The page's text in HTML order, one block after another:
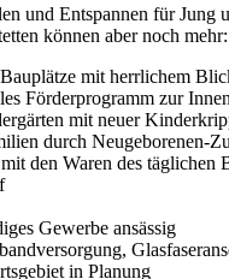
und Entspannen für Jung
können aber noch mehr:
mit herrlichem
Förderprogramm zur
mit neuer
durch Neugeborenen-
den Waren des täglichen
Gewerbe ansässig
in Planung